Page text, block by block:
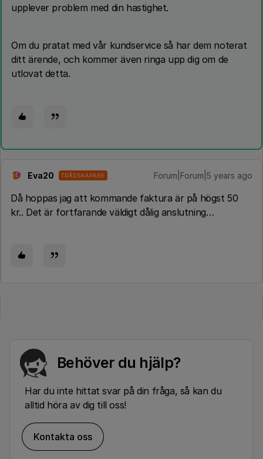
upplever problem med din hastighet.
Om du pratat med vår kundservice så har dem noterat
ditt ärende, och kommer även ringa upp dig om de
utlovat detta.
E Eva20 TRÅDSKAPARE Forum|Forum|5 years ago
Då hoppas jag att kommande faktura är på högst 50
kr.. Det är fortfarande väldigt dålig anslutning…
Behöver du hjälp?
Har du inte hittat svar på din fråga, så kan du
alltid höra av dig till oss!
Kontakta oss